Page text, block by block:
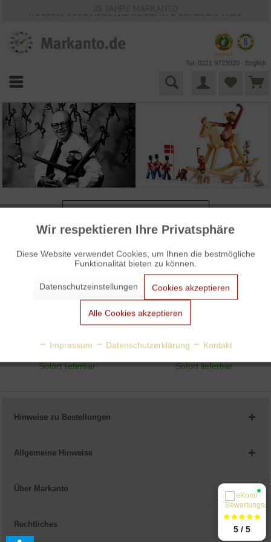
25 JAHRE MARKANTO
KOSTENLOSER VERSAND INNERHALB DEUTSCHLANDS
VIELFÄLTIGE ZAHLUNGSMÖGLICHKEITEN
BESTPRICE-GARANTIE
Tel. 0221 9723920 English
von Kay Bojesen
Sofort lieferbar
von Kay Bojesen
Sofort lieferbar
Hinweise zu Bestellungen
Allgemeine Hinweise
Über Markanto
Rechtliches
5 / 5
Funktionale Aktiv
Aktiv
Aktiv
Personalisierung Aktiv
Wir respektieren Ihre Privatsphäre
Diese Website verwendet Cookies, um Ihnen die bestmögliche
Funktionalität bieten zu können.
Datenschutzeinstellungen Cookies akzeptieren
Alle Cookies akzeptieren
Impressum Datenschutzerklärung Kontakt